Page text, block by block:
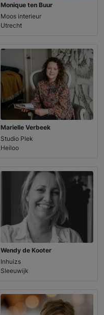
Monique ten Buur
Moos interieur
Utrecht
Marielle Verbeek
Studio Plek
Heiloo
Wendy de Kooter
Inhuizs
Sleeuwijk